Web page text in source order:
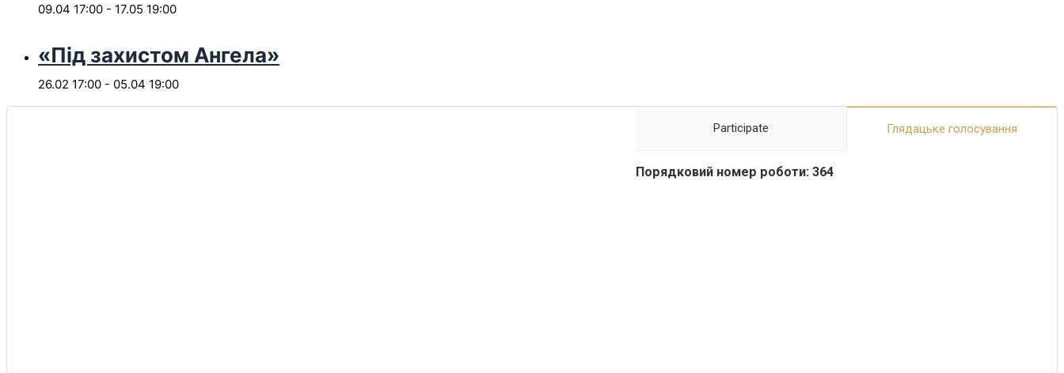
09.04 17:00 - 17.05 19:00
«Під захистом Ангела»
26.02 17:00 - 05.04 19:00
Participate Глядацьке голосування
Порядковий номер роботи: 364